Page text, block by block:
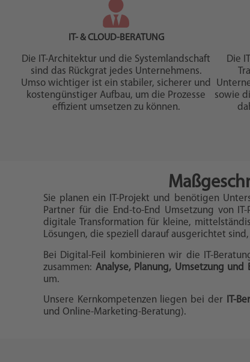
IT- & CLOUD-BERATUNG
Die IT-Architektur und die Systemlandschaft
sind das Rückgrat jedes Unternehmens.
Umso wichtiger ist ein stabiler, sicherer und
kostengünstiger Aufbau, um die Prozesse
effizient umsetzen zu können.
Die
sowie
Sie planen ein IT-Projekt und benötigen
Partner für die End-to-End Umsetzung von IT-
digitale Transformation für kleine,
Lösungen, die speziell darauf ausgerichtet
Bei Digital-Feil kombinieren wir die IT-
zusammen: Analyse, Planung, Umsetzung und
um.
Unsere Kernkompetenzen liegen bei der IT-
und Online-Marketing-Beratung).